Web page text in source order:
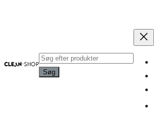
Products
search
Søg